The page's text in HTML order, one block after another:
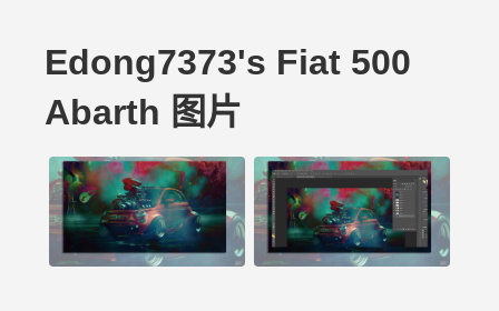
Edong7373's Fiat 500
Abarth 图片